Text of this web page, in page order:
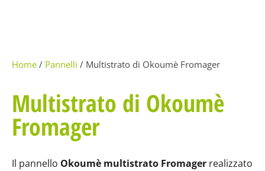
Home / Pannelli / Multistrato di Okoumè Fromager
Multistrato di Okoumè
Fromager
Il pannello Okoumè multistrato Fromager realizzato